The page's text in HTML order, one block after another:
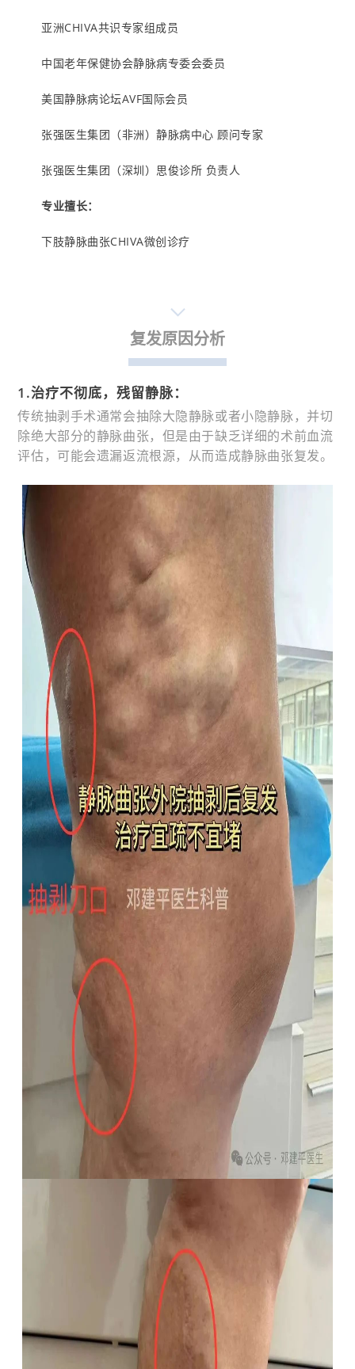
亚洲CHIVA共识专家组成员
中国老年保健协会静脉病专委会委员
美国静脉病论坛AVF国际会员
张强医生集团（非洲）静脉病中心 顾问专家
张强医生集团（深圳）思俊诊所 负责人
专业擅长：
下肢静脉曲张CHIVA微创诊疗
复发原因分析
1.治疗不彻底，残留静脉：
传统抽剥手术通常会抽除大隐静脉或者小隐静脉，并切
除绝大部分的静脉曲张，但是由于缺乏详细的术前血流
评估，可能会遗漏返流根源，从而造成静脉曲张复发。